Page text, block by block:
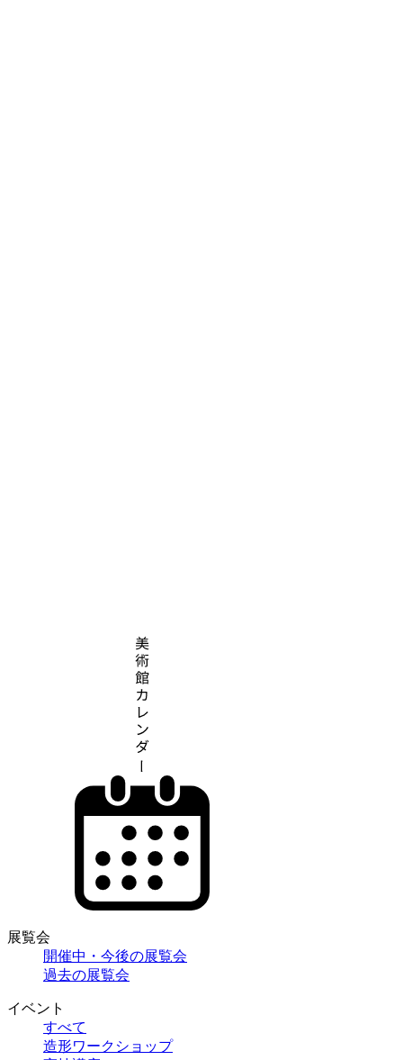
展覧会
開催中・今後の展覧会
過去の展覧会
イベント
すべて
造形ワークショップ